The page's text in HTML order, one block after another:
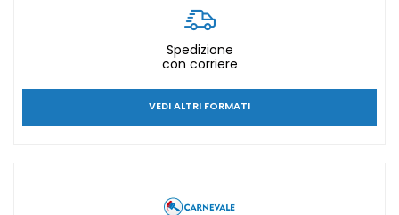
Spedizione
con corriere
VEDI ALTRI FORMATI